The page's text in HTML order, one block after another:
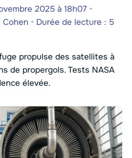
2025 à 18h07 •
• Durée de lecture : 5
propulse des satellites à
de propergols. Tests NASA
élevée.